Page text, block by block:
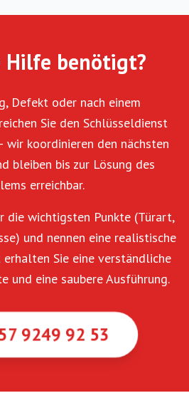
benötigt?
Defekt oder nach einem
Sie den Schlüsseldienst
koordinieren den nächsten
bleiben bis zur Lösung des
erreichbar.
die wichtigsten Punkte (Türart,
und nennen eine realistische
Sie eine verständliche
und eine saubere Ausführung.
9249 92 53